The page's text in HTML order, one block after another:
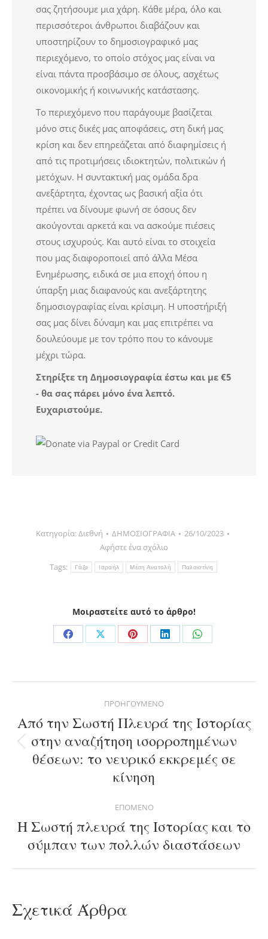
σας ζητήσουμε μια χάρη. Κάθε μέρα, όλο και
περισσότεροι άνθρωποι διαβάζουν και
υποστηρίζουν το δημοσιογραφικό μας
περιεχόμενο, το οποίο στόχος μας είναι να
είναι πάντα προσβάσιμο σε όλους, ασχέτως
οικονομικής ή κοινωνικής κατάστασης.
Το περιεχόμενο που παράγουμε βασίζεται
μόνο στις δικές μας αποφάσεις, στη δική μας
κρίση και δεν επηρεάζεται από διαφημίσεις ή
από τις προτιμήσεις ιδιοκτητών, πολιτικών ή
μετόχων. Η συντακτική μας ομάδα δρα
ανεξάρτητα, έχοντας ως βασική αξία ότι
πρέπει να δίνουμε φωνή σε όσους δεν
ακούγονται αρκετά και να ασκούμε πιέσεις
στους ισχυρούς. Και αυτό είναι το στοιχεία
που μας διαφοροποιεί από άλλα Μέσα
Ενημέρωσης, ειδικά σε μια εποχή όπου η
ύπαρξη μιας διαφανούς και ανεξάρτητης
δημοσιογραφίας είναι κρίσιμη. Η υποστήριξή
σας μας δίνει δύναμη και μας επιτρέπει να
δουλεύουμε με τον τρόπο που το κάνουμε
μέχρι τώρα.
Στηρίξτε τη Δημοσιογραφία έστω και με €5
- θα σας πάρει μόνο ένα λεπτό.
Ευχαριστούμε.
Κατηγορία:Διεθνή ΔΗΜΟΣΙΟΓΡΑΦΙΑ
26/10/2023
Αφήστε ένα σχόλιο
Tags:
Γάζα Ισραήλ Μέση Ανατολή Παλαιστίνη
Μοιραστείτε αυτό το άρθρο!
Share
Facebook
Share
X
Share
Pinterest
Share
LinkedIn
Share
WhatsApp
navigation
ΠΡΟΗΓΟΎΜΕΝΟ
Previous
post:
Από την Σωστή Πλευρά της Ιστορίας
στην αναζήτηση ισορροπημένων
θέσεων: το νευρικό εκκρεμές σε
κίνηση
ΕΠΌΜΕΝΟ
Next
post:
Η Σωστή πλευρά της Ιστορίας και το
σύμπαν των πολλών διαστάσεων
Σχετικά Άρθρα